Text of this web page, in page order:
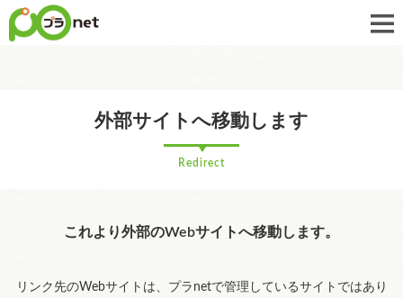
外部サイトへ移動します
Redirect
これより外部のWebサイトへ移動します。
リンク先のWebサイトは、プラnetで管理しているサイトではあり